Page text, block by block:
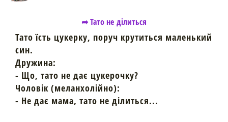
➦ Тато не ділиться
Тато їсть цукерку, поруч крутиться маленький
син.
Дружина:
- Що, тато не дає цукерочку?
Чоловік (меланхолійно):
- Не дає мама, тато не ділиться...